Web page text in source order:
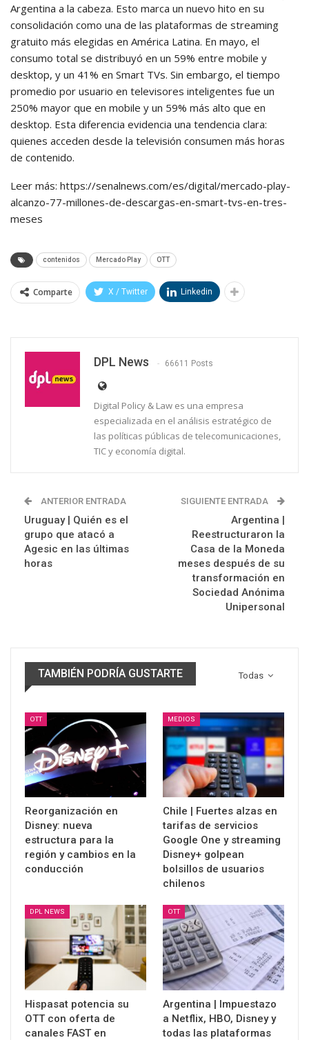
Argentina a la cabeza. Esto marca un nuevo hito en su
consolidación como una de las plataformas de streaming
gratuito más elegidas en América Latina. En mayo, el
consumo total se distribuyó en un 59% entre mobile y
desktop, y un 41% en Smart TVs. Sin embargo, el tiempo
promedio por usuario en televisores inteligentes fue un
250% mayor que en mobile y un 59% más alto que en
desktop. Esta diferencia evidencia una tendencia clara:
quienes acceden desde la televisión consumen más horas
de contenido.
Leer más: https://senalnews.com/es/digital/mercado-play-
alcanzo-77-millones-de-descargas-en-smart-tvs-en-tres-
meses
contenidos Mercado Play OTT
Comparte X / Twitter Linkedin
DPL News 66611 Posts
Digital Policy & Law es una empresa
especializada en el análisis estratégico de
las políticas públicas de telecomunicaciones,
TIC y economía digital.
ANTERIOR ENTRADA
Uruguay | Quién es el
grupo que atacó a
Agesic en las últimas
horas
SIGUIENTE ENTRADA
Argentina |
Reestructuraron la
Casa de la Moneda
meses después de su
transformación en
Sociedad Anónima
Unipersonal
Todas
TAMBIÉN PODRÍA GUSTARTE
OTT
Reorganización en
Disney: nueva
estructura para la
región y cambios en la
conducción
MEDIOS
Chile | Fuertes alzas en
tarifas de servicios
Google One y streaming
Disney+ golpean
bolsillos de usuarios
chilenos
DPL NEWS
Hispasat potencia su
OTT con oferta de
canales FAST en
OTT
Argentina | Impuestazo
a Netflix, HBO, Disney y
todas las plataformas